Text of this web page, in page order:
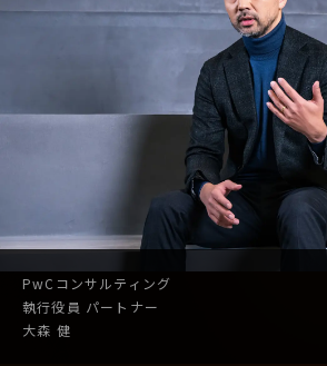
PwCコンサルティング
執行役員 パートナー
大森 健